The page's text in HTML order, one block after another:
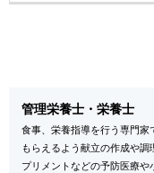
管理栄養士・栄養士
食事、栄養指導を行う専門家
もらえるよう献立の作成や
プリメントなどの予防医療や